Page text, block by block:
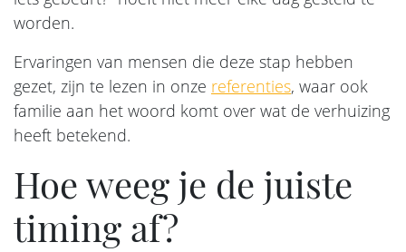
worden.
Ervaringen van mensen die deze stap hebben
gezet, zijn te lezen in onze referenties, waar ook
familie aan het woord komt over wat de verhuizing
heeft betekend.
Hoe weeg je de juiste
timing af?